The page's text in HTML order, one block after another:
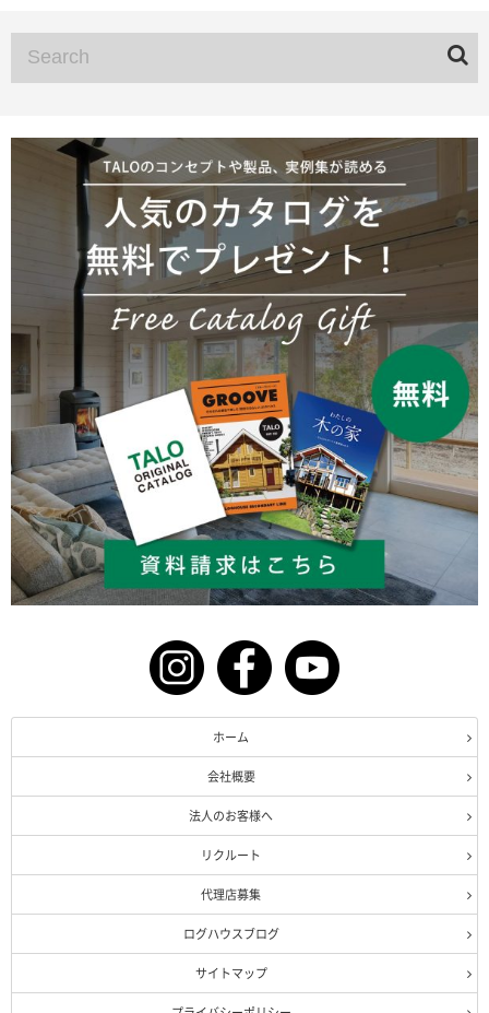
ホーム
会社概要
法人のお客様へ
リクルート
代理店募集
ログハウスブログ
サイトマップ